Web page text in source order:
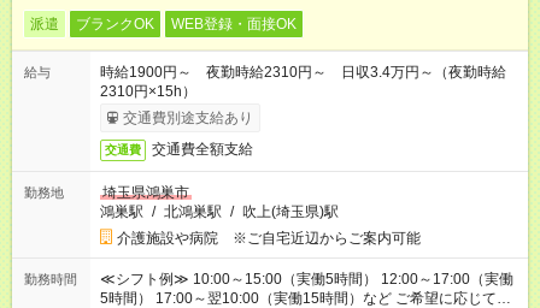
派遣 ブランクOK WEB登録・面接OK
給与
時給1900円～ 夜勤時給2310円～ 日収3.4万円～（夜勤時給
2310円×15h）
交通費別途支給あり
交通費 交通費全額支給
勤務地
埼玉県鴻巣市
鴻巣駅 / 北鴻巣駅 / 吹上(埼玉県)駅
介護施設や病院 ※ご自宅近辺からご案内可能
勤務時間
≪シフト例≫ 10:00～15:00（実働5時間） 12:00～17:00（実働
5時間） 17:00～翌10:00（実働15時間）など ご希望に応じて、